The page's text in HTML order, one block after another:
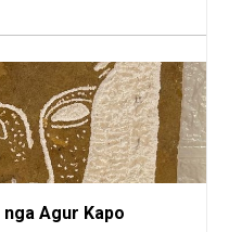
Agur Kapo